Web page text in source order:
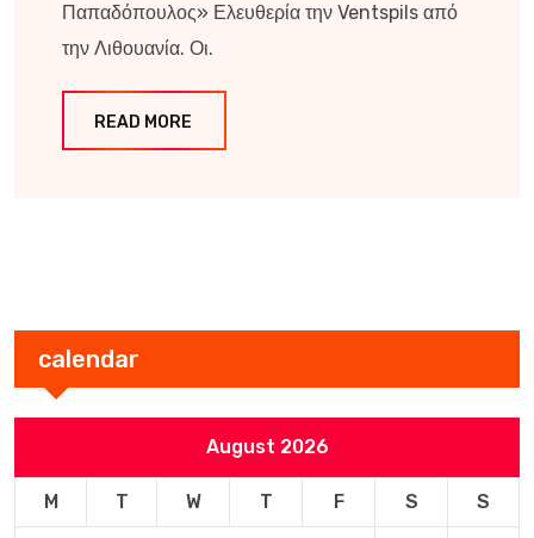
Παπαδόπουλος» Ελευθερία την Ventspils από
την Λιθουανία. Οι.
READ MORE
calendar
August 2026
M T W T F S S